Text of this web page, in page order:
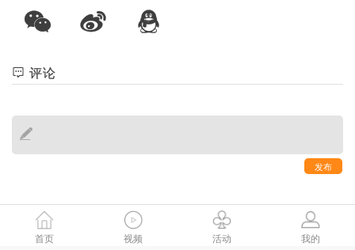
评论
发布
首页 视频 活动 我的